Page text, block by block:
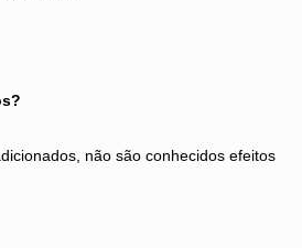
não são conhecidos efeitos